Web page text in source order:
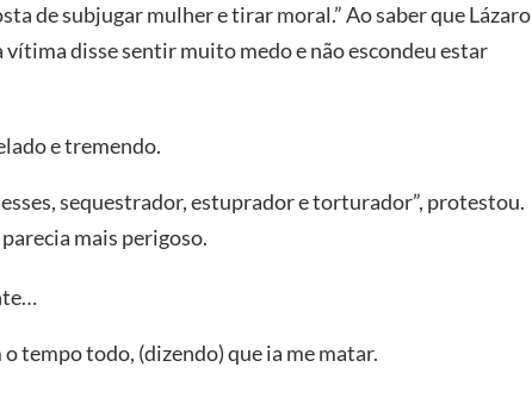
de subjugar mulher e tirar moral.” Ao saber que Lázaro
disse sentir muito medo e não escondeu estar
e tremendo.
sequestrador, estuprador e torturador”, protestou.
mais perigoso.
tempo todo, (dizendo) que ia me matar.